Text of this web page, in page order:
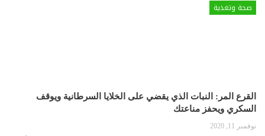
صحة وتغذية
القرع المر: النبات الذي يقضي على الخلايا السرطانية ويوقف
السكري ويحفز مناعتك
نوفمبر 11, 2020